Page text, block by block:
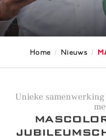
Home / Nieuws /
Unieke samenwerking